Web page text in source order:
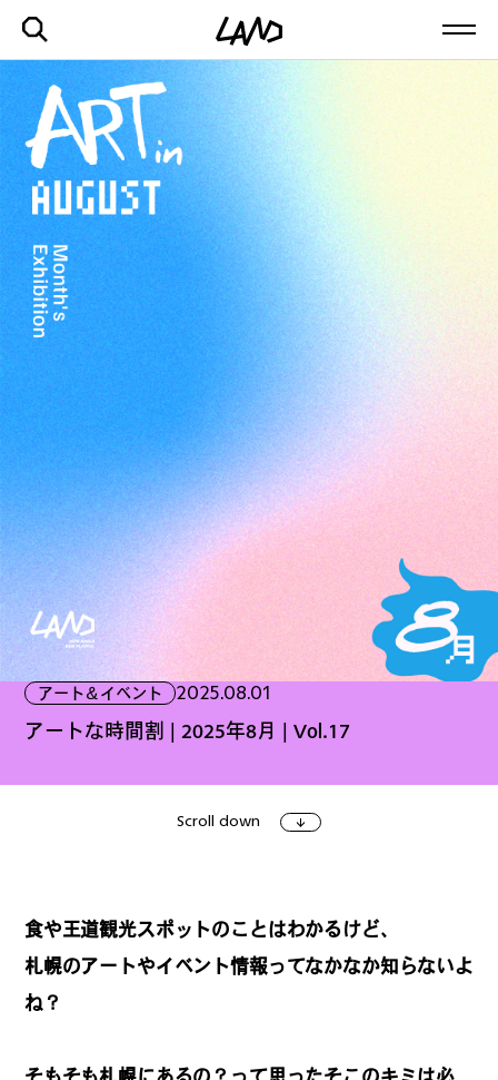
最新記事一覧を見る
ファッション グルメ しごと
アート＆イベント ホビー
連載一覧
アート＆イベント 2025.08.01
アートな時間割 | 2025年8月 | Vol.17
Scroll down
食や王道観光スポットのことはわかるけど、
札幌のアートやイベント情報ってなかなか知らないよ
ね？